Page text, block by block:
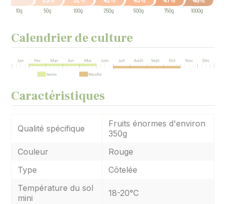
Calendrier de culture
Caractéristiques
Qualité spécifique
Fruits énormes d'environ
350g
Couleur
Rouge
Type
Côtelée
Température du sol
mini
18-20°C